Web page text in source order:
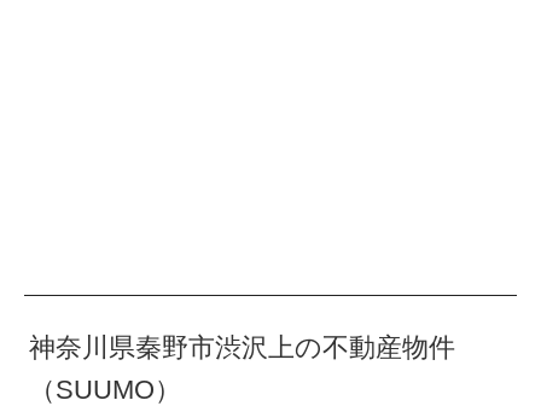
神奈川県秦野市渋沢上の不動産物件
（SUUMO）